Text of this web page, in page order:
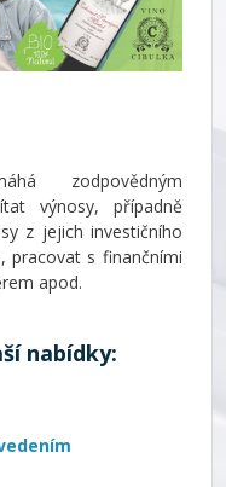
zodpovědným
výnosy, případně
z jejich investičního
pracovat s finančními
apod.
nabídky: